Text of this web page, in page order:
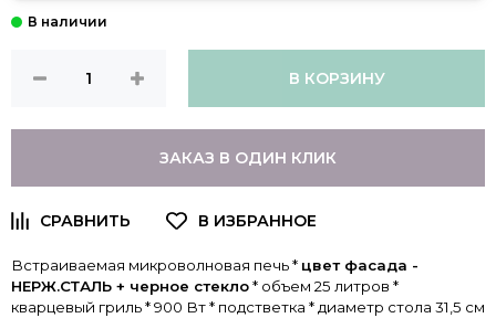
В КОРЗИНУ
ЗАКАЗ В ОДИН КЛИК
Встраиваемая микроволновая печь * цвет фасада -
НЕРЖ.СТАЛЬ + черное стекло* объем 25 литров *
кварцевый гриль * 900 Вт * подстветка * диаметр стола 31,5 см